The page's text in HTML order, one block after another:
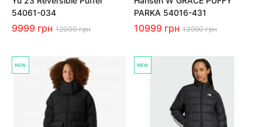
54061-034
9999 грн 12000 грн
PARKA 54016-431
10999 грн 13990 грн